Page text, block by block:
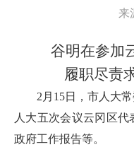
来
谷明在参加
履职尽责
2月15日，市人大
人大五次会议云冈区
政府工作报告等。